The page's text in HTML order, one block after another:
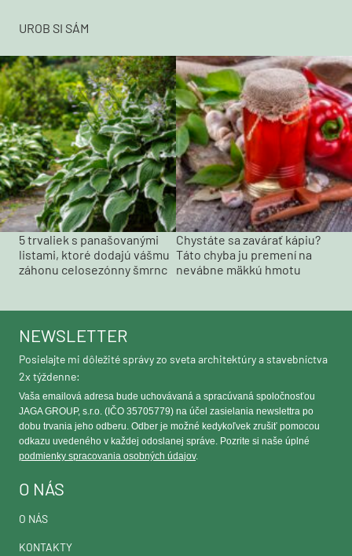
UROB SI SÁM
5 trvaliek s panašovanými
listami, ktoré dodajú vášmu
záhonu celosezónny šmrnc
Chystáte sa zavárať kápiu?
Táto chyba ju premení na
nevábne mäkkú hmotu
O NÁS
O NÁS
KONTAKTY
NEWSLETTER
Posielajte mi dôležité správy zo sveta architektúry a stavebníctva
2x týždenne:
Vaša emailová adresa bude uchovávaná a spracúvaná spoločnosťou
JAGA GROUP, s.r.o. (IČO 35705779) na účel zasielania newslettra po
dobu trvania jeho odberu. Odber je možné kedykoľvek zrušiť pomocou
odkazu uvedeného v každej odoslanej správe. Pozrite si naše úplné
podmienky spracovania osobných údajov.